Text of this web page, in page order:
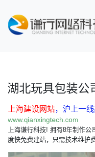
湖北玩具包装公
上海建设网站，沪上一
www.qianxingtech.com
上海谦行科技! 拥有8年制作
度快免费建站，只需技术维